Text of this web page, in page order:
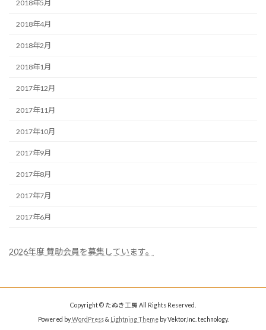
2018年5月
2018年4月
2018年2月
2018年1月
2017年12月
2017年11月
2017年10月
2017年9月
2017年8月
2017年7月
2017年6月
2026年度 賛助会員を募集しています。
Copyright © たぬき工房 All Rights Reserved.
Powered byWordPress& Lightning Themeby Vektor,Inc. technology.